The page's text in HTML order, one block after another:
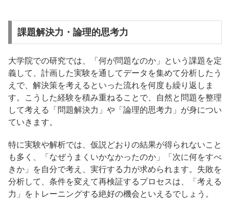
課題解決力・論理的思考力
大学院での研究では、「何が問題なのか」という課題を定
義して、計画した実験を通してデータを集めて分析したう
えで、解決策を考えるといった流れを何度も繰り返しま
す。こうした経験を積み重ねることで、自然と問題を整理
して考える「問題解決力」や「論理的思考力」が身につい
ていきます。
特に実験や解析では、仮説どおりの結果が得られないこと
も多く、「なぜうまくいかなかったのか」「次に何をすべ
きか」を自分で考え、実行する力が求められます。失敗を
分析して、条件を変えて再検証するプロセスは、「考える
力」をトレーニングする絶好の機会といえるでしょう。